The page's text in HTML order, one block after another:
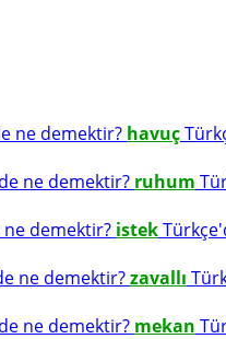
ne demektir? havuç
ne demektir? ruhum
demektir? istek
ne demektir?zavallı
ne demektir? mekan